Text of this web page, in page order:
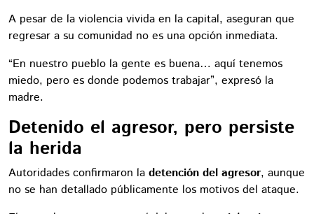
A pesar de la violencia vivida en la capital, aseguran que
regresar a su comunidad no es una opción inmediata.
“En nuestro pueblo la gente es buena… aquí tenemos
miedo, pero es donde podemos trabajar”, expresó la
madre.
Detenido el agresor, pero persiste
la herida
Autoridades confirmaron la detención del agresor, aunque
no se han detallado públicamente los motivos del ataque.